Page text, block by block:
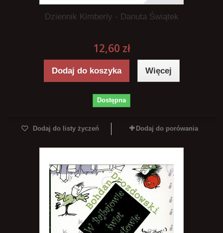
Dziennik Kimberly - Danuta Świątek
12,60 zł
Dodaj do koszyka Więcej
Dostępna
Dodaj do listy życzeń Dodaj do porówania